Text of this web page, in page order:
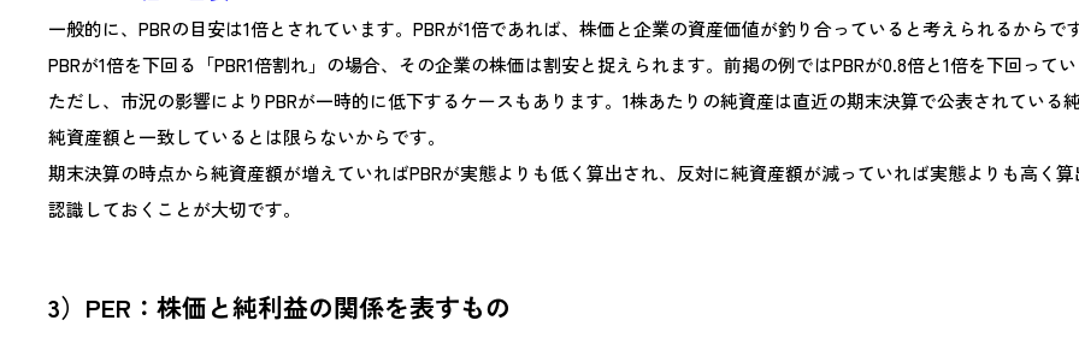
一般的に、PBRの目安は1倍とされています。PBRが1倍であれば、株価と企業の資産価値が釣り合っていると考えられるからです
PBRが1倍を下回る「PBR1倍割れ」の場合、その企業の株価は割安と捉えられます。前掲の例ではPBRが0.8倍と1倍を下回って
ただし、市況の影響によりPBRが一時的に低下するケースもあります。1株あたりの純資産は直近の期末決算で公表されてい
純資産額と一致しているとは限らないからです。
期末決算の時点から純資産額が増えていればPBRが実態よりも低く算出され、反対に純資産額が減っていれば実態よりも高く
認識しておくことが大切です。
3）PER：株価と純利益の関係を表すもの